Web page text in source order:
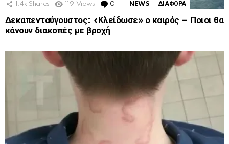
1.4k Shares 119 Views 0 Comments
NEWS ΔΙΑΦΟΡΑ
Δεκαπενταύγουστος: «Κλείδωσε» ο καιρός – Ποιοι θα
κάνουν διακοπές με βροχή